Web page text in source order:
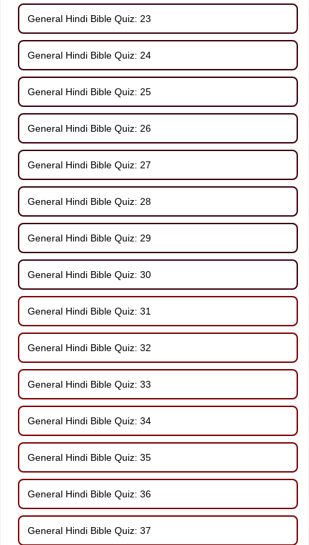
General Hindi Bible Quiz: 23
General Hindi Bible Quiz: 24
General Hindi Bible Quiz: 25
General Hindi Bible Quiz: 26
General Hindi Bible Quiz: 27
General Hindi Bible Quiz: 28
General Hindi Bible Quiz: 29
General Hindi Bible Quiz: 30
General Hindi Bible Quiz: 31
General Hindi Bible Quiz: 32
General Hindi Bible Quiz: 33
General Hindi Bible Quiz: 34
General Hindi Bible Quiz: 35
General Hindi Bible Quiz: 36
General Hindi Bible Quiz: 37